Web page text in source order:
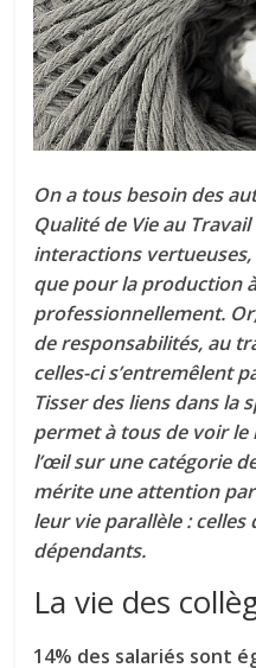
On a tous besoin des
Qualité de Vie au
interactions
que pour la production
professionnellement.
de responsabilités, au
celles-ci s’entremêlent
Tisser des liens dans la
permet à tous de voir
l’œil sur une catégorie
mérite une attention
leur vie parallèle :
dépendants.
La vie des
14% des salariés sont